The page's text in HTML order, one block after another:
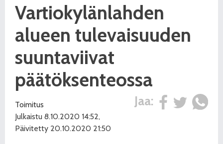
Vartiokylänlahden
alueen tulevaisuuden
suuntaviivat
päätöksenteossa
Jaa:
Toimitus
Julkaistu 8.10.2020 14:52,
Päivitetty 20.10.2020 21:50